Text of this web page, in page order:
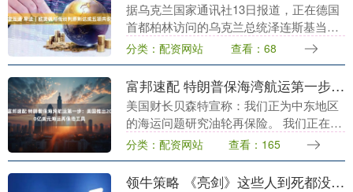
据乌克兰国家通讯社13日报道，正在德国
首都柏林访问的乌克兰总统泽连斯基当天
在与德国总理默茨举行的联合新闻发布会
上称，欧洲和美国领导人就与俄方谈判原
则达成五项共识....
分类：配资网站 查看：68
富邦速配 特朗普保海湾航运第一步：美国推出200亿美元海运再保险工具
美国财长贝森特宣称：我们正为中东地区
的海运问题研究油轮再保险。 我们正在解
决（石油货物通过霍尔木兹海峡这个）问
题。（福克斯商业新闻）....
分类：配资网站 查看：165
领牛策略 《亮剑》这些人到死都没有明白，自己是如何暴露的